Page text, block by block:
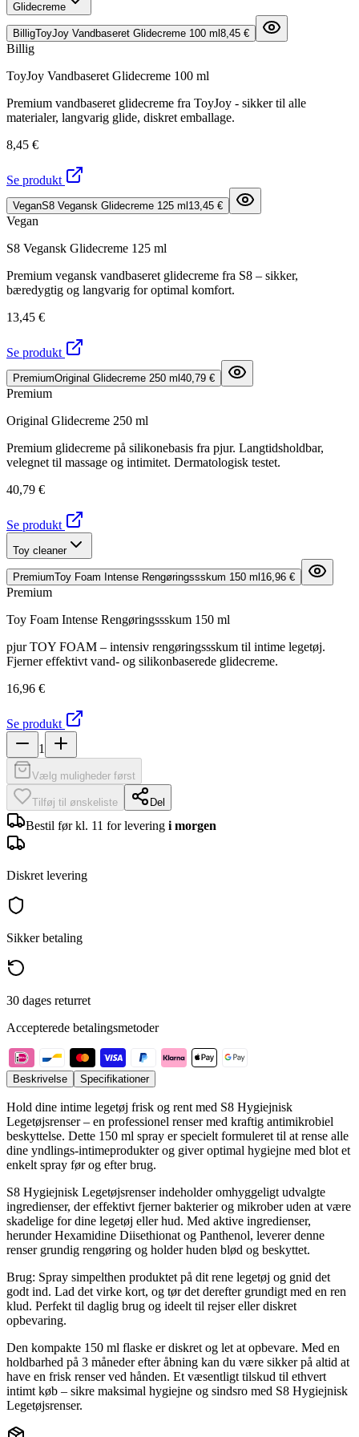
Glidecreme
BilligToyJoy Vandbaseret Glidecreme 100 ml 8,45 €
Billig
ToyJoy Vandbaseret Glidecreme 100 ml
Premium vandbaseret glidecreme fra ToyJoy - sikker til alle
materialer, langvarig glide, diskret emballage.
8,45 €
Se produkt
VeganS8 Vegansk Glidecreme 125 ml 13,45 €
Vegan
S8 Vegansk Glidecreme 125 ml
Premium vegansk vandbaseret glidecreme fra S8 – sikker,
bæredygtig og langvarig for optimal komfort.
13,45 €
Se produkt
PremiumOriginal Glidecreme 250 ml 40,79 €
Premium
Original Glidecreme 250 ml
Premium glidecreme på silikonebasis fra pjur. Langtidsholdbar,
velegnet til massage og intimitet. Dermatologisk testet.
40,79 €
Se produkt
Toy cleaner
PremiumToy Foam Intense Rengøringssskum 150 ml 16,96 €
Premium
Toy Foam Intense Rengøringssskum 150 ml
pjur TOY FOAM – intensiv rengøringssskum til intime legetøj.
Fjerner effektivt vand- og silikonbaserede glidecreme.
16,96 €
Se produkt
1
Vælg muligheder først
Tilføj til ønskeliste Del
Bestil før kl. 11 for levering i morgen
Diskret levering
Sikker betaling
30 dages returret
Accepterede betalingsmetoder
Beskrivelse Specifikationer
Hold dine intime legetøj frisk og rent med S8 Hygiejnisk
Legetøjsrenser – en professionel renser med kraftig antimikrobiel
beskyttelse. Dette 150 ml spray er specielt formuleret til at rense alle
dine yndlings-intimeprodukter og giver optimal hygiejne med blot et
enkelt spray før og efter brug.
S8 Hygiejnisk Legetøjsrenser indeholder omhyggeligt udvalgte
ingredienser, der effektivt fjerner bakterier og mikrober uden at være
skadelige for dine legetøj eller hud. Med aktive ingredienser,
herunder Hexamidine Diisethionat og Panthenol, leverer denne
renser grundig rengøring og holder huden blød og beskyttet.
Brug: Spray simpelthen produktet på dit rene legetøj og gnid det
godt ind. Lad det virke kort, og tør det derefter grundigt med en ren
klud. Perfekt til daglig brug og ideelt til rejser eller diskret
opbevaring.
Den kompakte 150 ml flaske er diskret og let at opbevare. Med en
holdbarhed på 3 måneder efter åbning kan du være sikker på altid at
have en frisk renser ved hånden. Et væsentligt tilskud til ethvert
intimt køb – sikre maksimal hygiejne og sindsro med S8 Hygiejnisk
Legetøjsrenser.